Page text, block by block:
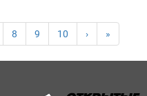
8 9 10 › »